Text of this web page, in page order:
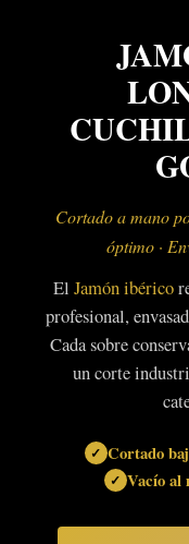
Cortado a mano
óptimo ·
El Jamón ibérico
profesional,
Cada sobre
un corte
Cortado
Vacío al